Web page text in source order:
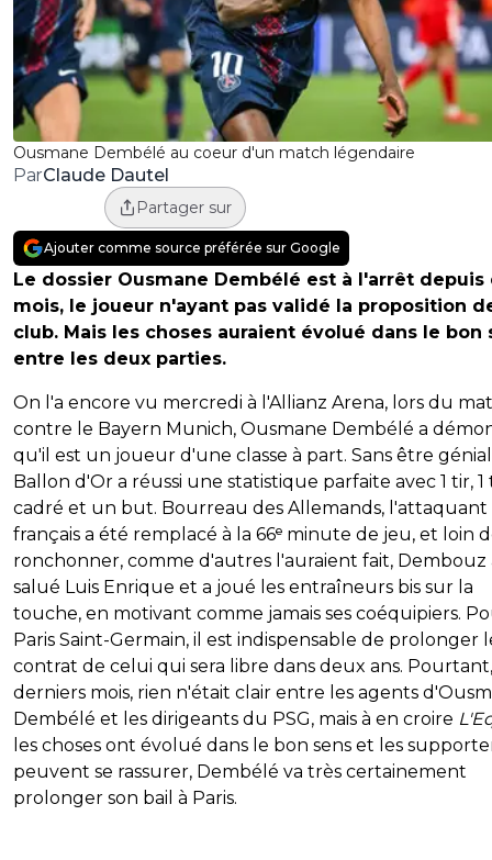
Ousmane Dembélé au coeur d'un match légendaire
ParClaude Dautel
Partager sur
Ajouter comme source préférée sur Google
Le dossier Ousmane Dembélé est à l'arrêt depuis
mois, le joueur n'ayant pas validé la proposition
club. Mais les choses auraient évolué dans le bon
entre les deux parties.
On l'a encore vu mercredi à l'Allianz Arena, lors du
contre le Bayern Munich, Ousmane Dembélé a
qu'il est un joueur d'une classe à part. Sans être
Ballon d'Or a réussi une statistique parfaite avec 1 tir, 1
cadré et un but. Bourreau des Allemands, l'attaquant
français a été remplacé à la 66ᵉ minute de jeu, et loin
ronchonner, comme d'autres l'auraient fait, Dembouz
salué Luis Enrique et a joué les entraîneurs bis sur la
touche, en motivant comme jamais ses coéquipiers.
Paris Saint-Germain, il est indispensable de prolonger
contrat de celui qui sera libre dans deux ans.
derniers mois, rien n'était clair entre les agents
Dembélé et les dirigeants du PSG, mais à en croire
les choses ont évolué dans le bon sens et les
peuvent se rassurer, Dembélé va très certainement
prolonger son bail à Paris.